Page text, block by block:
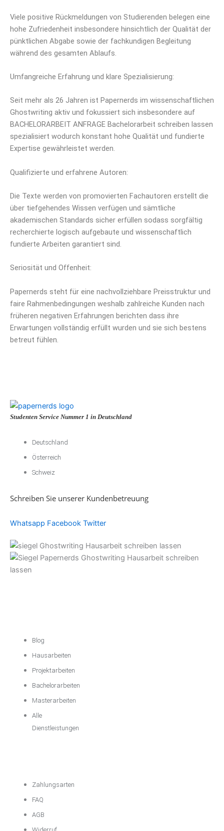
Viele positive Rückmeldungen von Studierenden belegen eine
hohe Zufriedenheit insbesondere hinsichtlich der Qualität der
pünktlichen Abgabe sowie der fachkundigen Begleitung
während des gesamten Ablaufs.
Umfangreiche Erfahrung und klare Spezialisierung:
Seit mehr als 26 Jahren ist Papernerds im wissenschaftlichen
Ghostwriting aktiv und fokussiert sich insbesondere auf
BACHELORARBEIT ANFRAGE Bachelorarbeit schreiben lassen
spezialisiert wodurch konstant hohe Qualität und fundierte
Expertise gewährleistet werden.
Qualifizierte und erfahrene Autoren:
Die Texte werden von promovierten Fachautoren erstellt die
über tiefgehendes Wissen verfügen und sämtliche
akademischen Standards sicher erfüllen sodass sorgfältig
recherchierte logisch aufgebaute und wissenschaftlich
fundierte Arbeiten garantiert sind.
Seriosität und Offenheit:
Papernerds steht für eine nachvollziehbare Preisstruktur und
faire Rahmenbedingungen weshalb zahlreiche Kunden nach
früheren negativen Erfahrungen berichten dass ihre
Erwartungen vollständig erfüllt wurden und sie sich bestens
betreut fühlen.
Studenten Service Nummer 1 in Deutschland
Deutschland
Österreich
Schweiz
Schreiben Sie unserer Kundenbetreuung
Whatsapp Facebook Twitter
Blog
Hausarbeiten
Projektarbeiten
Bachelorarbeiten
Masterarbeiten
Alle
Dienstleistungen
Zahlungsarten
FAQ
AGB